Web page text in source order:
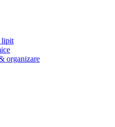
lipit
organizare